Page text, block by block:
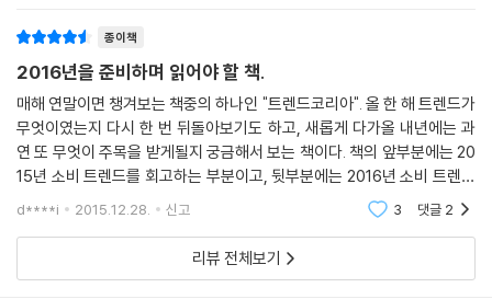
속도로 성장하고 있다. 2012년 처음 서비스를 시작한 ‘쏘카’는 2014년에
이어 2015년 괄목할 만한 성장세를 보이며 2년 8개월여 만에 공유 차량
3,000대, 회원 백만 명을 돌파했다. 2012년 말 공유 차량 100대로 시작한
쏘카는 공유 차량 1,000대까지 1년 8개월이 걸렸는데, 이후 2,000대까지
는 8개월, 다시 3,000대까지는 5개월밖에 소요되지 않는 등 가파른 성장
세를 보이고 있다. 세계 최대 카셰어링 업체인 미국 집카Zipcar의 경우 공
유 차량이 3,000대가 되기까지 무려 8년이 걸린 것에 비하면 이 기록은
놀라운 속도다.9 낯설게만 느끼던 카셰어링의 효율성과 환경보호에 대한
인식이 맞아떨어지면서 국내 운전자들의 선입견과 고착화된 습관이 변하
기 시작한 것이다.
마지막으로, 『트렌드 코리아 2016』는 이렇게 변하는 것들 속에서도 변하
지 않는 것에 주목한다. 즉, 인간의 기본적인 욕구와 욕망들이다. 인간은 어
떤 상황 속에서도 먹고 자고 입어야 하며, 나아가 권력과 명예와 성공을 추
구한다는 것이다. 이중에서도 특히 ‘자신의 개성을 표현하고자 하는 욕
망’과 ‘그 개성을 타인에게 과시하고 인정받고자 하는 욕망’이 두드러지는
시대 현상을 가장 잘 드러내는 키워드로 ‘1인 미디어 전성시대’와 ‘취향 공
동체’, ‘있어 보이게’를 꼽는다. 마지막으로 ‘연극적 개념소비’는 착한 소비
라는 가면을 쓴 소비자들의 내면 심리를 파헤친다. 스마트폰으로 기부 앱
을 다운받는 사람들. 과연 기부가 목적일까? 수십만 원 대의 에코백을 두서
너 개씩 가지고 있는 사람들을 어떻게 바라봐야 할까? 이타적 소비가 기업
들의 대의마케팅이 가져온 인위적 결과라면? 착한 소비의 복잡한 이면을
종이책
2016년을 준비하며 읽어야 할 책.
매해 연말이면 챙겨보는 책중의 하나인 "트렌드코리아". 올 한 해 트렌드가
무엇이였는지 다시 한 번 뒤돌아보기도 하고, 새롭게 다가올 내년에는 과
연 또 무엇이 주목을 받게될지 궁금해서 보는 책이다. 책의 앞부분에는 20
15년 소비 트렌드를 회고하는 부분이고, 뒷부분에는 2016년 소비 트렌드
전망으로 구성되어있다.​ 작년 이 맘때 "트렌드 코리아 2015"를 읽으면서
d****i 2015.12.28. 신고 3 댓글 2
리뷰 전체보기